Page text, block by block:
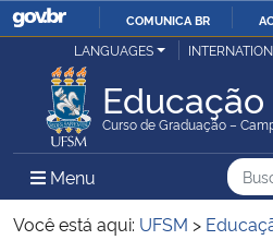
IR
O
COMUNICA BR
Ministério da Justiça e Segurança Pública
Ministério da Defesa
Ministério das Relações Exteriores
LANGUAGES
Curso de Graduação –
Menu Menu Principal do
Você está aqui: UFSM >